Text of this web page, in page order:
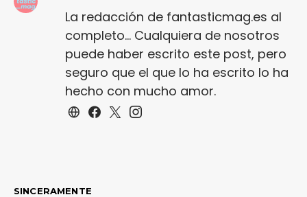
La redacción de fantasticmag.es al
completo... Cualquiera de nosotros
puede haber escrito este post, pero
seguro que el que lo ha escrito lo ha
hecho con mucho amor.
SINCERAMENTE